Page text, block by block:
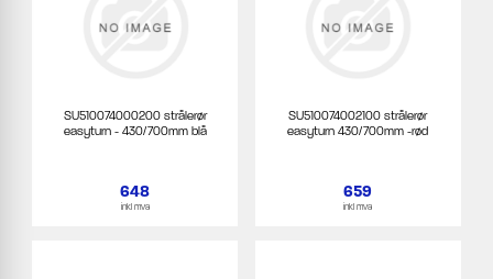
SU510074000200 strålerør
easyturn - 430/700mm blå
648
inkl mva
SU510074002100 strålerør
easyturn 430/700mm -rød
659
inkl mva